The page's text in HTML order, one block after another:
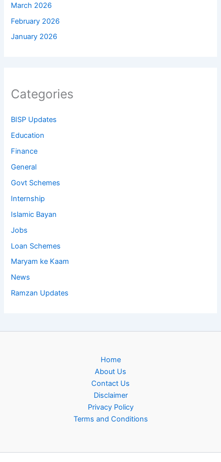
March 2026
February 2026
January 2026
Categories
BISP Updates
Education
Finance
General
Govt Schemes
Internship
Islamic Bayan
Jobs
Loan Schemes
Maryam ke Kaam
News
Ramzan Updates
Home
About Us
Contact Us
Disclaimer
Privacy Policy
Terms and Conditions